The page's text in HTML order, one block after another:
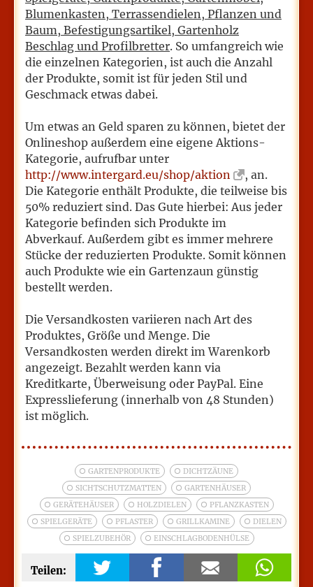
Blumenkasten, Terrassendielen, Pflanzen und
Baum, Befestigungsartikel, Gartenholz
Beschlag und Profilbretter. So umfangreich wie
die einzelnen Kategorien, ist auch die Anzahl
der Produkte, somit ist für jeden Stil und
Geschmack etwas dabei.
Um etwas an Geld sparen zu können, bietet der
Onlineshop außerdem eine eigene Aktions-
Kategorie, aufrufbar unter
http://www.intergard.eu/shop/aktion
, an.
Die Kategorie enthält Produkte, die teilweise bis
50% reduziert sind. Das Gute hierbei: Aus jeder
Kategorie befinden sich Produkte im
Abverkauf. Außerdem gibt es immer mehrere
Stücke der reduzierten Produkte. Somit können
auch Produkte wie ein Gartenzaun günstig
bestellt werden.
Die Versandkosten variieren nach Art des
Produktes, Größe und Menge. Die
Versandkosten werden direkt im Warenkorb
angezeigt. Bezahlt werden kann via
Kreditkarte, Überweisung oder PayPal. Eine
Expresslieferung (innerhalb von 48 Stunden)
ist möglich.
GARTENPRODUKTE
DICHTZÄUNE
SICHTSCHUTZMATTEN
GARTENHÄUSER
GERÄTEHÄUSER
HOLZDIELEN
PFLANZKASTEN
SPIELGERÄTE
PFLASTER GRILLKAMINE
DIELEN
SPIELZUBEHÖR
EINSCHLAGBODENHÜLSE
Teilen: